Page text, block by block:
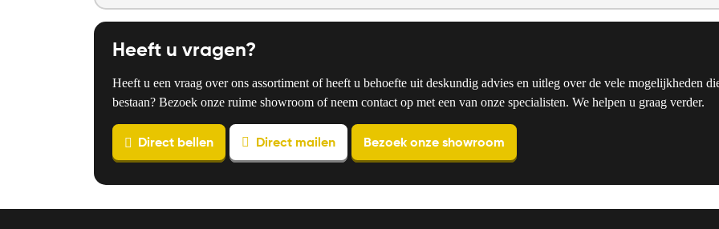
Heeft u vragen?
Heeft u een vraag over ons assortiment of heeft u behoefte uit deskundig advies en uitleg over de vele mogelijkheden
bestaan? Bezoek onze ruime showroom of neem contact op met een van onze specialisten. We helpen u graag verder.
Direct bellen Direct mailen Bezoek onze showroom